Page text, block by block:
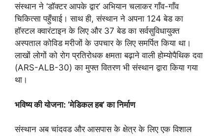
संस्थान ने ‘डॉक्टर आपके द्वार’ अभियान चलाकर गाँव-गाँव
चिकित्सा पहुँचाई। साथ ही, संस्थान ने अपना 124 बेड का
हॉस्टल क्वारंटाइन के लिए और 37 बेड का सर्वसुविधायुक्त
अस्पताल कोविड मरीजों के उपचार के लिए समर्पित किया था।
लाखों लोगों को रोग प्रतिरोधक क्षमता बढ़ाने वाली होम्योपैथिक दवा
(ARS-ALB-30) का मुफ्त वितरण भी संस्थान द्वारा किया गया
था।
भविष्य की योजना: ‘मेडिकल हब’ का निर्माण
संस्थान अब चांदवड और आसपास के क्षेत्र के लिए एक विशाल